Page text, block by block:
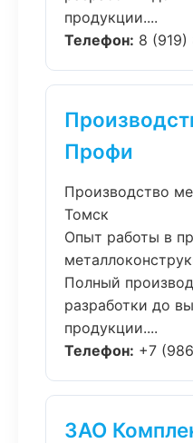
продукции....
Телефон: 8
Профи
Производство
Томск
Опыт работы в
Полный
разработки до
продукции....
Телефон: +7
ЗАО